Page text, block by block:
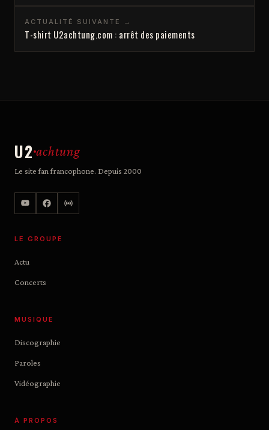
ACTUALITÉ SUIVANTE →
T-shirt U2achtung.com : arrêt des paiements
U2 achtung
Le site fan francophone. Depuis 2000
LE GROUPE
Actu
Concerts
MUSIQUE
Discographie
Paroles
Vidéographie
À PROPOS